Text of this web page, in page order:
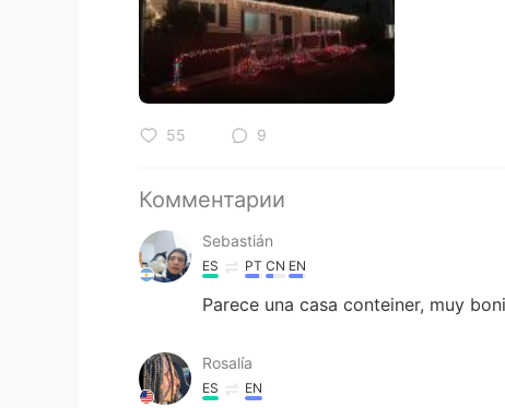
55 9
Комментарии
Sebastián
ES PT CN EN
Parece una casa conteiner, muy
Rosalía
ES EN